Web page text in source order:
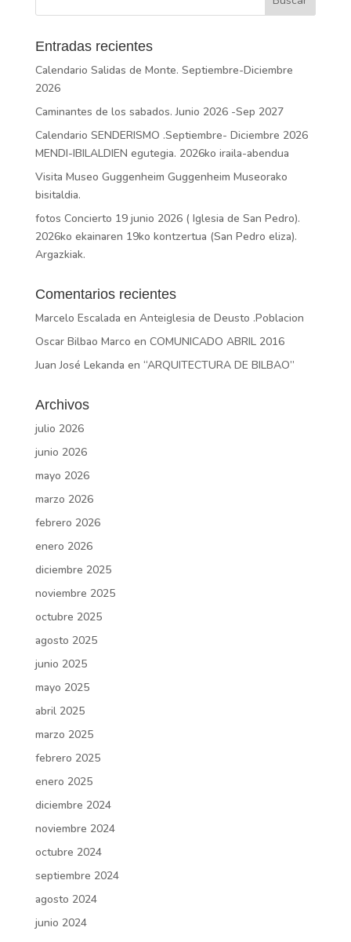
Entradas recientes
Calendario Salidas de Monte. Septiembre-Diciembre
2026
Caminantes de los sabados. Junio 2026 -Sep 2027
Calendario SENDERISMO .Septiembre- Diciembre 2026
MENDI-IBILALDIEN egutegia. 2026ko iraila-abendua
Visita Museo Guggenheim Guggenheim Museorako
bisitaldia.
fotos Concierto 19 junio 2026 ( Iglesia de San Pedro).
2026ko ekainaren 19ko kontzertua (San Pedro eliza).
Argazkiak.
Comentarios recientes
Marcelo Escalada en Anteiglesia de Deusto .Poblacion
Oscar Bilbao Marco en COMUNICADO ABRIL 2016
Juan José Lekanda en “ARQUITECTURA DE BILBAO”
Archivos
julio 2026
junio 2026
mayo 2026
marzo 2026
febrero 2026
enero 2026
diciembre 2025
noviembre 2025
octubre 2025
agosto 2025
junio 2025
mayo 2025
abril 2025
marzo 2025
febrero 2025
enero 2025
diciembre 2024
noviembre 2024
octubre 2024
septiembre 2024
agosto 2024
junio 2024